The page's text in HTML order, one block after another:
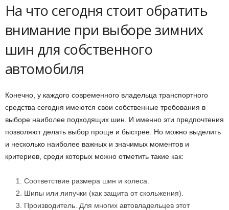
На что сегодня стоит обратить
внимание при выборе зимних
шин для собственного
автомобиля
Конечно, у каждого современного владельца транспортного
средства сегодня имеются свои собственные требования в
выборе наиболее подходящих шин. И именно эти предпочтения
позволяют делать выбор проще и быстрее. Но можно выделить
и несколько наиболее важных и значимых моментов и
критериев, среди которых можно отметить такие как:
Соответствие размера шин и колеса.
Шипы или липучки (как защита от скольжения).
Производитель. Для многих автовладельцев этот